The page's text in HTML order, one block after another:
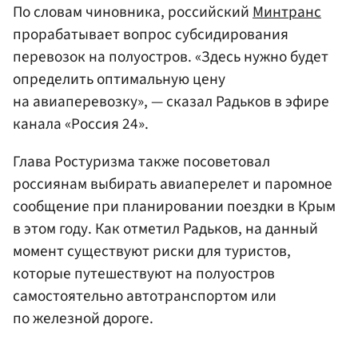
По словам чиновника, российскийМинтранс
прорабатывает вопрос субсидирования
перевозок на полуостров. «Здесь нужно будет
определить оптимальную цену
на авиаперевозку», — сказал Радьков в эфире
канала «Россия 24».
Глава Ростуризма также посоветовал
россиянам выбирать авиаперелет и паромное
сообщение при планировании поездки в Крым
в этом году. Как отметил Радьков, на данный
момент существуют риски для туристов,
которые путешествуют на полуостров
самостоятельно автотранспортом или
по железной дороге.